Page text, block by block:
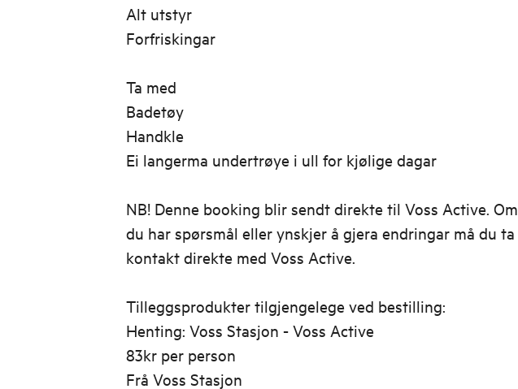
Alt utstyr
Forfriskingar
Ta med
Badetøy
Handkle
Ei langerma undertrøye i ull for kjølige dagar
NB! Denne booking blir sendt direkte til Voss Active. Om
du har spørsmål eller ynskjer å gjera endringar må du ta
kontakt direkte med Voss Active.
Tilleggsprodukter tilgjengelege ved bestilling:
Henting: Voss Stasjon - Voss Active
83kr per person
Frå Voss Stasjon